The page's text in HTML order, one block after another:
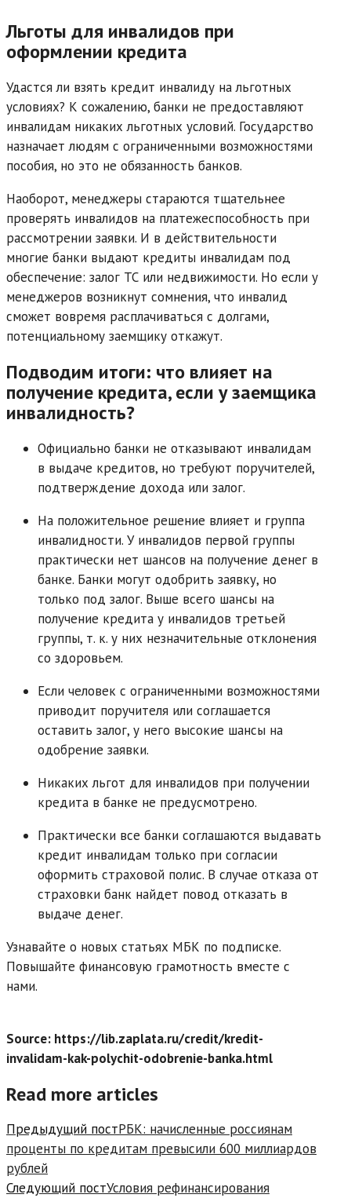
Льготы для инвалидов при
оформлении кредита
Удастся ли взять кредит инвалиду на льготных
условиях? К сожалению, банки не предоставляют
инвалидам никаких льготных условий. Государство
назначает людям с ограниченными возможностями
пособия, но это не обязанность банков.
Наоборот, менеджеры стараются тщательнее
проверять инвалидов на платежеспособность при
рассмотрении заявки. И в действительности
многие банки выдают кредиты инвалидам под
обеспечение: залог ТС или недвижимости. Но если у
менеджеров возникнут сомнения, что инвалид
сможет вовремя расплачиваться с долгами,
потенциальному заемщику откажут.
Подводим итоги: что влияет на
получение кредита, если у заемщика
инвалидность?
Официально банки не отказывают инвалидам
в выдаче кредитов, но требуют поручителей,
подтверждение дохода или залог.
На положительное решение влияет и группа
инвалидности. У инвалидов первой группы
практически нет шансов на получение денег в
банке. Банки могут одобрить заявку, но
только под залог. Выше всего шансы на
получение кредита у инвалидов третьей
группы, т. к. у них незначительные отклонения
со здоровьем.
Если человек с ограниченными возможностями
приводит поручителя или соглашается
оставить залог, у него высокие шансы на
одобрение заявки.
Никаких льгот для инвалидов при получении
кредита в банке не предусмотрено.
Практически все банки соглашаются выдавать
кредит инвалидам только при согласии
оформить страховой полис. В случае отказа от
страховки банк найдет повод отказать в
выдаче денег.
Узнавайте о новых статьях МБК по подписке.
Повышайте финансовую грамотность вместе с
нами.
Source: https://lib.zaplata.ru/credit/kredit-
invalidam-kak-polychit-odobrenie-banka.html
Read more articles
Предыдущий постРБК: начисленные россиянам
проценты по кредитам превысили 600 миллиардов
рублей
Следующий постУсловия рефинансирования